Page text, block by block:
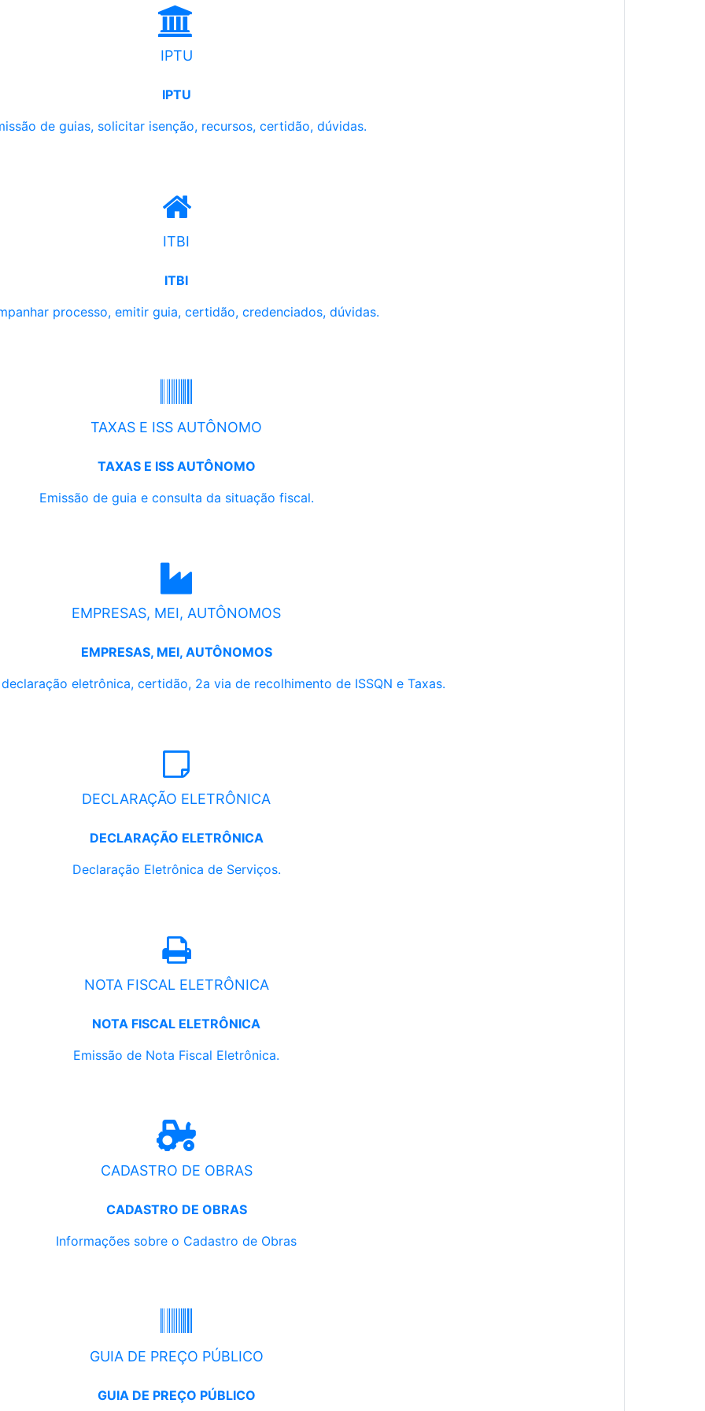
IPTU
IPTU
de guias, solicitar isenção, recursos, certidão, dúvidas.
ITBI
ITBI
processo, emitir guia, certidão, credenciados, dúvidas.
TAXAS E ISS AUTÔNOMO
TAXAS E ISS AUTÔNOMO
Emissão de guia e consulta da situação fiscal.
EMPRESAS, MEI, AUTÔNOMOS
EMPRESAS, MEI, AUTÔNOMOS
eletrônica, certidão, 2a via de recolhimento de ISSQN e Taxas.
DECLARAÇÃO ELETRÔNICA
DECLARAÇÃO ELETRÔNICA
Declaração Eletrônica de Serviços.
NOTA FISCAL ELETRÔNICA
NOTA FISCAL ELETRÔNICA
Emissão de Nota Fiscal Eletrônica.
CADASTRO DE OBRAS
CADASTRO DE OBRAS
Informações sobre o Cadastro de Obras
GUIA DE PREÇO PÚBLICO
GUIA DE PREÇO PÚBLICO